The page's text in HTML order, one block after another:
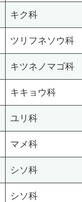
キク科
ツリフネソウ科
キツネノマゴ科
キキョウ科
ユリ科
マメ科
シソ科
シソ科